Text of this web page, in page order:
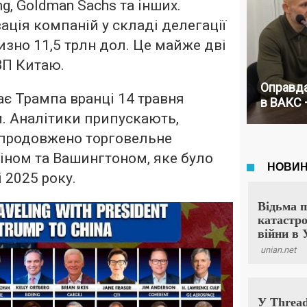
Goldman Sachs та інших.
компаній у складі делегації
11,5 трлн дол. Це майже дві
Китаю.
Трампа вранці 14 травня
Аналітики припускають,
торговельне
та Вашингтоном, яке було
2025 року.
в ВАКС